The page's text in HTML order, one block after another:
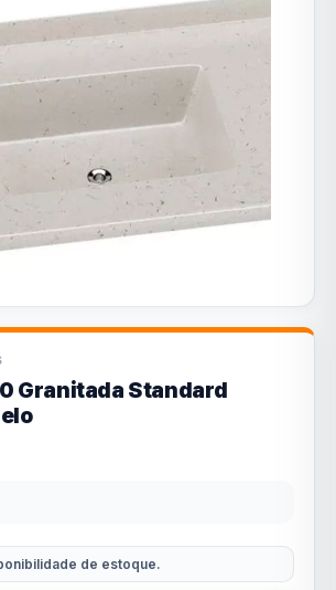
Granitada Standard
de estoque.